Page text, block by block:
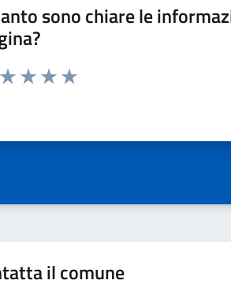
sono chiare le
da 1 a 5 stelle la pagina
il comune